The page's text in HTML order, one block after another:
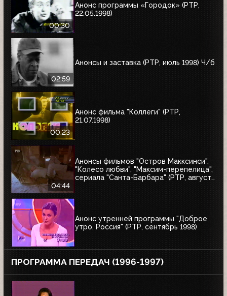
00:30
Анонс программы «Городок» (РТР,
22.05.1998)
02:59
Анонсы и заставка (РТР, июль 1998) Ч/б
00:23
Анонс фильма "Коллеги" (РТР,
21.07.1998)
04:44
Анонсы фильмов "Остров Макксинси",
"Колесо любви", "Максим-перепелица",
сериала "Санта-Барбара" (РТР, август
Анонс утренней программы "Доброе
утро, Россия" (РТР, сентябрь 1998)
ПРОГРАММА ПЕРЕДАЧ (1996-1997)